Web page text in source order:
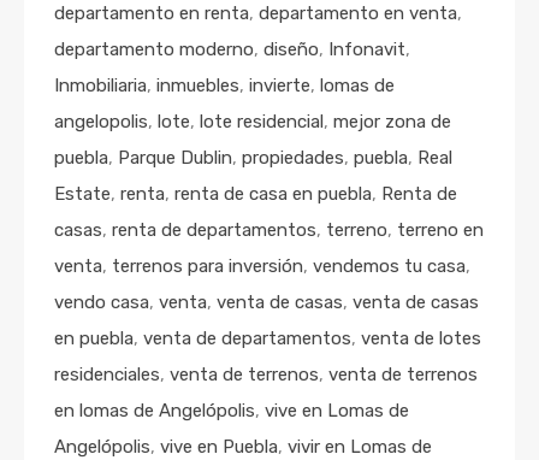
departamento en renta, departamento en venta,
departamento moderno, diseño, Infonavit,
Inmobiliaria, inmuebles, invierte, lomas de
angelopolis, lote, lote residencial , mejor zona de
puebla, Parque Dublin, propiedades, puebla, Real
Estate, renta, renta de casa en puebla, Renta de
casas, renta de departamentos, terreno, terreno en
venta, terrenos para inversión, vendemos tu casa,
vendo casa, venta, venta de casas, venta de casas
en puebla, venta de departamentos, venta de lotes
residenciales, venta de terrenos, venta de terrenos
en lomas de Angelópolis, vive en Lomas de
Angelópolis, vive en Puebla, vivir en Lomas de